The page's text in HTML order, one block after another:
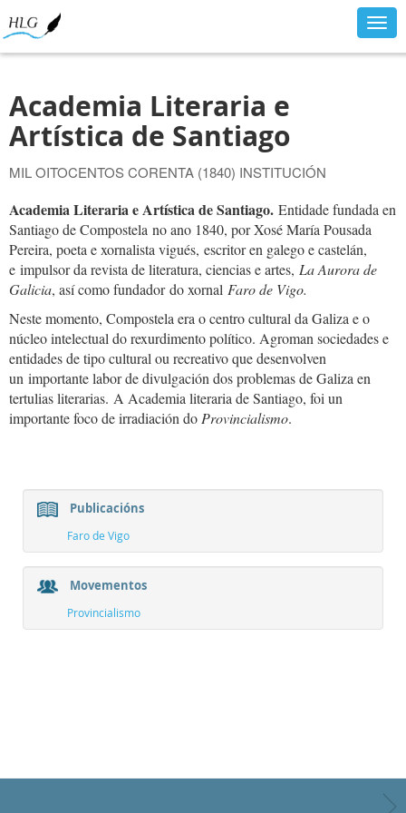
Academia Literaria e
Artística de Santiago
MIL OITOCENTOS CORENTA (1840) INSTITUCIÓN
Academia Literaria e Artística de Santiago. Entidade fundada en
Santiago de Compostela no ano 1840, por Xosé María Pousada
Pereira, poeta e xornalista vigués, escritor en galego e castelán,
e impulsor da revista de literatura, ciencias e artes, La Aurora de
Galicia, así como fundador do xornal Faro de Vigo.
Neste momento, Compostela era o centro cultural da Galiza e o
núcleo intelectual do rexurdimento político. Agroman sociedades e
entidades de tipo cultural ou recreativo que desenvolven
un importante labor de divulgación dos problemas de Galiza en
tertulias literarias. A Academia literaria de Santiago, foi un
importante foco de irradiación do Provincialismo.
Publicacións
Faro de Vigo
Movementos
Provincialismo